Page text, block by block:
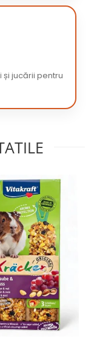
și jucării pentru